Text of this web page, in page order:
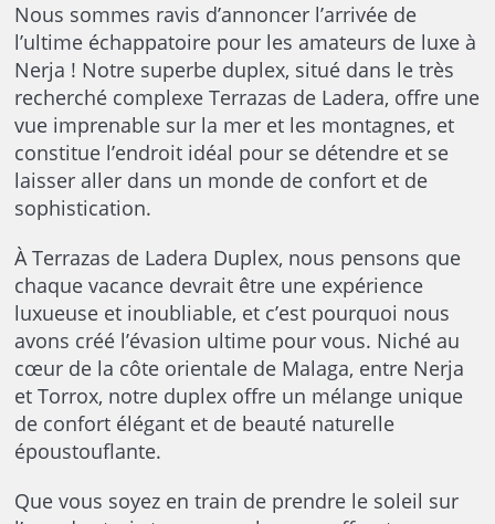
Nous sommes ravis d’annoncer l’arrivée de
l’ultime échappatoire pour les amateurs de luxe à
Nerja ! Notre superbe duplex, situé dans le très
recherché complexe Terrazas de Ladera, offre une
vue imprenable sur la mer et les montagnes, et
constitue l’endroit idéal pour se détendre et se
laisser aller dans un monde de confort et de
sophistication.
À Terrazas de Ladera Duplex, nous pensons que
chaque vacance devrait être une expérience
luxueuse et inoubliable, et c’est pourquoi nous
avons créé l’évasion ultime pour vous. Niché au
cœur de la côte orientale de Malaga, entre Nerja
et Torrox, notre duplex offre un mélange unique
de confort élégant et de beauté naturelle
époustouflante.
Que vous soyez en train de prendre le soleil sur